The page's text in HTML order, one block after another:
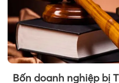
Bốn doanh nghiệp bị